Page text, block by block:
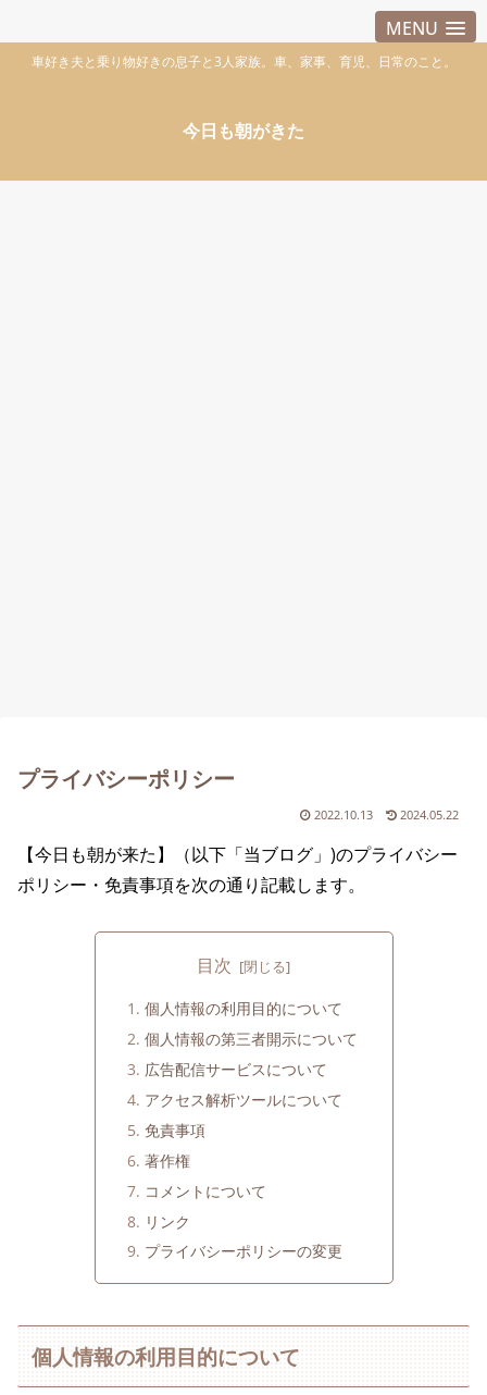
MENU
車好き夫と乗り物好きの息子と3人家族。車、家事、育児、日常のこと。
今日も朝がきた
プライバシーポリシー
2022.10.13 2024.05.22
【今日も朝が来た】（以下「当ブログ」)のプライバシー
ポリシー・免責事項を次の通り記載します。
目次
個人情報の利用目的について
個人情報の第三者開示について
広告配信サービスについて
アクセス解析ツールについて
免責事項
著作権
コメントについて
リンク
プライバシーポリシーの変更
個人情報の利用目的について